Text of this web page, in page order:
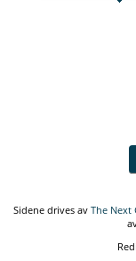
Sidene drives av The Next